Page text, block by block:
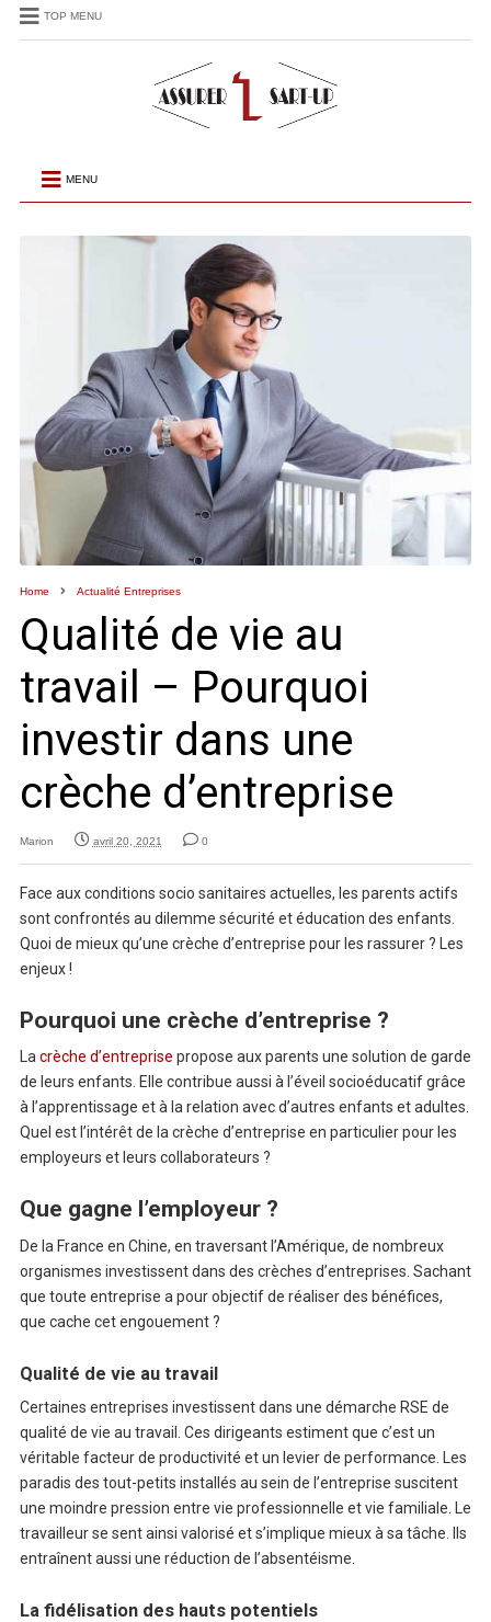
TOP MENU
MENU
Home Actualité Entreprises
Qualité de vie au
travail – Pourquoi
investir dans une
crèche d’entreprise
Marion avril 20, 2021 0
Face aux conditions socio sanitaires actuelles, les parents actifs
sont confrontés au dilemme sécurité et éducation des enfants.
Quoi de mieux qu’une crèche d’entreprise pour les rassurer ? Les
enjeux !
Pourquoi une crèche d’entreprise ?
Lacrèche d’entreprise propose aux parents une solution de garde
de leurs enfants. Elle contribue aussi à l’éveil socioéducatif grâce
à l’apprentissage et à la relation avec d’autres enfants et adultes.
Quel est l’intérêt de la crèche d’entreprise en particulier pour les
employeurs et leurs collaborateurs ?
Que gagne l’employeur ?
De la France en Chine, en traversant l’Amérique, de nombreux
organismes investissent dans des crèches d’entreprises. Sachant
que toute entreprise a pour objectif de réaliser des bénéfices,
que cache cet engouement ?
Qualité de vie au travail
Certaines entreprises investissent dans une démarche RSE de
qualité de vie au travail. Ces dirigeants estiment que c’est un
véritable facteur de productivité et un levier de performance. Les
paradis des tout-petits installés au sein de l’entreprise suscitent
une moindre pression entre vie professionnelle et vie familiale. Le
travailleur se sent ainsi valorisé et s’implique mieux à sa tâche. Ils
entraînent aussi une réduction de l’absentéisme.
La fidélisation des hauts potentiels